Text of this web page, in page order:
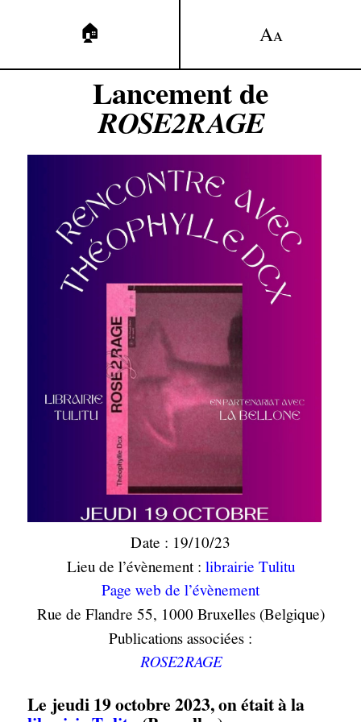
🏠 AA
Lancement de
ROSE2RAGE
Date : 19/10/23
Lieu de l’évènement : librairie Tulitu
Page web de l’évènement
Rue de Flandre 55, 1000 Bruxelles (Belgique)
Publications associées :
ROSE2RAGE
Le jeudi 19 octobre 2023, on était à la